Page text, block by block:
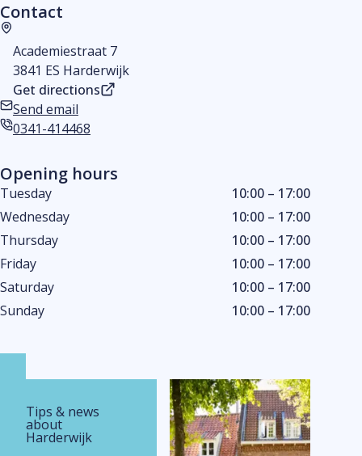
Contact
Address
Academiestraat 7
3841 ES Harderwijk
Get directions
Email address
Send email
Phone number
0341-414468
Opening hours
Tuesday
10:00 – 17:00
Wednesday
10:00 – 17:00
Thursday
10:00 – 17:00
Friday
10:00 – 17:00
Saturday
10:00 – 17:00
Sunday
10:00 – 17:00
Tips & news
about
Harderwijk